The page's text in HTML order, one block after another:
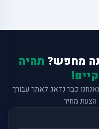
מחפש? תהיה
כבר נדאג לאתר עבורך
מחיר